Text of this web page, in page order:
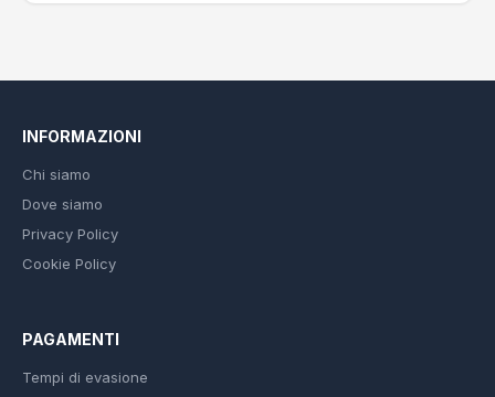
INFORMAZIONI
Chi siamo
Dove siamo
Privacy Policy
Cookie Policy
PAGAMENTI
Tempi di evasione